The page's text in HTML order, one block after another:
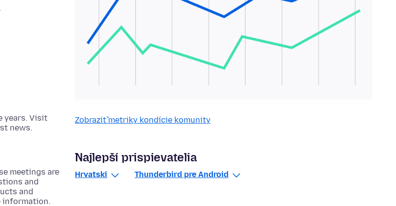
years. Visit
news.
meetings are
and
and
information.
Zobraziť metriky kondície komunity
Najlepší prispievatelia
Hrvatski Thunderbird pre Android